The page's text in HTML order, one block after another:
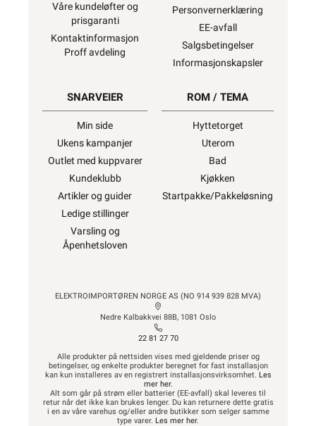
Våre kundeløfter og
prisgaranti
Kontaktinformasjon
Proff avdeling
Personvernerklæring
EE-avfall
Salgsbetingelser
Informasjonskapsler
SNARVEIER
Min side
Ukens kampanjer
Outlet med kuppvarer
Kundeklubb
Artikler og guider
Ledige stillinger
Varsling og
Åpenhetsloven
ROM / TEMA
Hyttetorget
Uterom
Bad
Kjøkken
Startpakke/Pakkeløsning
ELEKTROIMPORTØREN NORGE AS (NO 914 939 828 MVA)
Nedre Kalbakkvei 88B, 1081 Oslo
22 81 27 70
Alle produkter på nettsiden vises med gjeldende priser og
betingelser, og enkelte produkter beregnet for fast installasjon
kan kun installeres av en registrert installasjonsvirksomhet. Les
mer her.
Alt som går på strøm eller batterier (EE-avfall) skal leveres til
retur når det ikke kan brukes lenger. Du kan returnere dette gratis
i en av våre varehus og/eller andre butikker som selger samme
type varer. Les mer her.